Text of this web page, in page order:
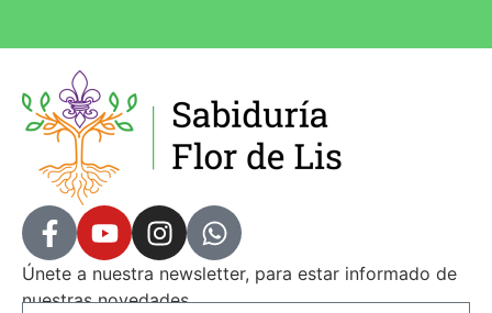
Únete a nuestra newsletter, para estar informado de
nuestras novedades.